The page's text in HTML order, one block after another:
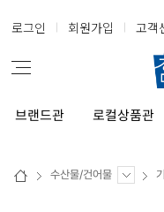
로그인 회원가입 고객
브랜드관 로컬상품관
수산물/건어물